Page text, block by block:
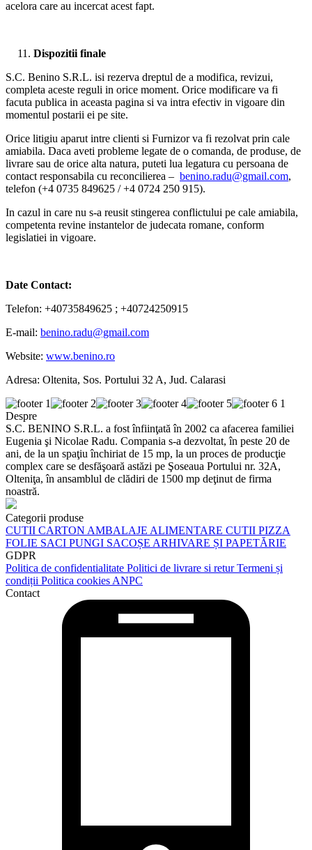
acelora care au incercat acest fapt.
Dispozitii finale
S.C. Benino S.R.L. isi rezerva dreptul de a modifica, revizui,
completa aceste reguli in orice moment. Orice modificare va fi
facuta publica in aceasta pagina si va intra efectiv in vigoare din
momentul postarii ei pe site.
Orice litigiu aparut intre clienti si Furnizor va fi rezolvat prin cale
amiabila. Daca aveti probleme legate de o comanda, de produse, de
livrare sau de orice alta natura, puteti lua legatura cu persoana de
contact responsabila cu reconcilierea – benino.radu@gmail.com,
telefon (+4 0735 849625 / +4 0724 250 915).
In cazul in care nu s-a reusit stingerea conflictului pe cale amiabila,
competenta revine instantelor de judecata romane, conform
legislatiei in vigoare.
Date Contact:
Telefon: +40735849625 ; +40724250915
E-mail: benino.radu@gmail.com
Website: www.benino.ro
Adresa: Oltenita, Sos. Portului 32 A, Jud. Calarasi
Despre
S.C. BENINO S.R.L. a fost înfiinţată în 2002 ca afacerea familiei
Eugenia şi Nicolae Radu. Compania s-a dezvoltat, în peste 20 de
ani, de la un spaţiu închiriat de 15 mp, la un proces de producţie
complex care se desfăşoară astăzi pe Şoseaua Portului nr. 32A,
Olteniţa, în ansamblul de clădiri de 1500 mp deţinut de firma
noastră.
Categorii produse
CUTII CARTON AMBALAJE ALIMENTARE CUTII PIZZA
FOLIE SACI PUNGI SACOȘE ARHIVARE ȘI PAPETĂRIE
GDPR
Politica de confidentialitate Politici de livrare si returTermeni și
condiții Politica cookies ANPC
Contact